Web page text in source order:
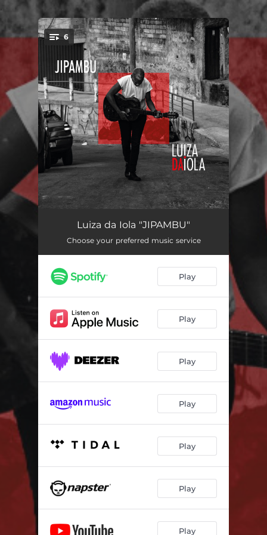
You're all set!
6
Irmandade
(R) Evolução Amar 03:04
Olelê 03:08
Negra É Linda
Mas Eu Voltei - Remasterizada 05:15
Luiza da Iola "JIPAMBU"
Choose your preferred music service
Play
Play
Play
Play
Play
Play
Play